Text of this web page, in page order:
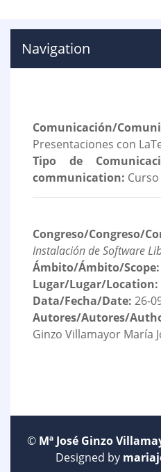
Navigation
Comunicación/
Presentaciones con
Tipo de
communication:
Congreso/Congreso/
Instalación de Software
Ámbito/Ámbito/Scope:
Lugar/Lugar/Location:
Data/Fecha/Date: 26-
Autores/Autores/
Ginzo Villamayor María
© Mª José Ginzo
Designed by